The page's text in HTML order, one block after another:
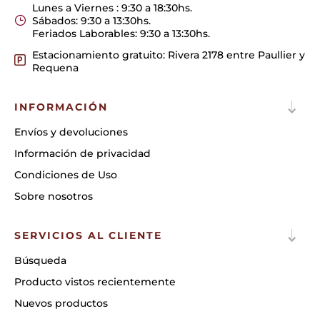
Lunes a Viernes : 9:30 a 18:30hs.
Sábados: 9:30 a 13:30hs.
Feriados Laborables: 9:30 a 13:30hs.
Estacionamiento gratuito: Rivera 2178 entre Paullier y
Requena
INFORMACIÓN
Envíos y devoluciones
Información de privacidad
Condiciones de Uso
Sobre nosotros
SERVICIOS AL CLIENTE
Búsqueda
Producto vistos recientemente
Nuevos productos